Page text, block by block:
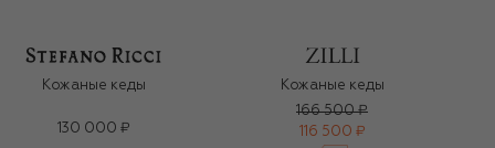
Кожаные кеды
130 000 ₽
Кожаные кеды
166 500 ₽
116 500 ₽